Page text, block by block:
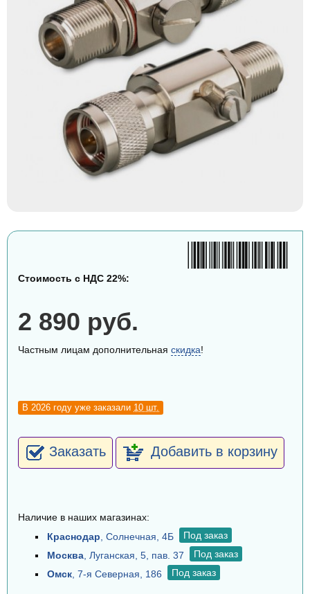
Стоимость с НДС 22%:
2 890 руб.
Частным лицам дополнительная скидка!
В 2026 году уже заказали 10 шт.
Заказать Добавить в корзину
Наличие в наших магазинах:
Краснодар , Солнечная, 4Б
Под заказ
Москва , Луганская, 5, пав. 37
Под заказ
Омск , 7-я Северная, 186 Под заказ